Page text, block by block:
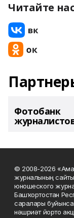
Читайте
Фотобанк
© 2008-2026
журналының
юношеского
Башҡортостан
саралары
нәшриәт йорто